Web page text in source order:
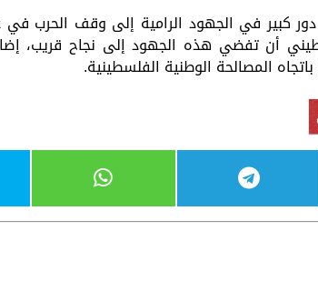
كبير في الجهود الرامية إلى وقف الحرب في
أن تفضي هذه الجهود إلى نجاح قريب،
المصالحة الوطنية الفلسطينية.